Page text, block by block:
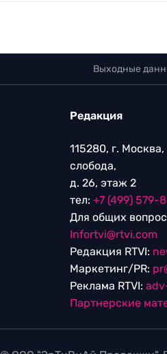
Выходные
Редакция
115280, г.
слобода,
д. 26, этаж 2
тел: +7 (499) 579-
Для общих
Infortvi@rtvi.com
Редакция RTVI:
Маркетинг/PR:
Реклама RTVI:
Партнерские